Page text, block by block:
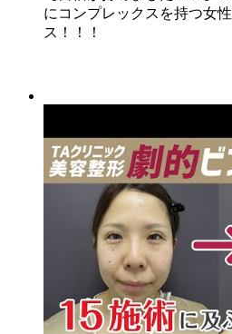
にコンプレックスを持つ女
ス！！！